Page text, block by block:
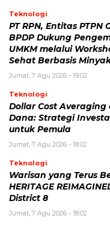
Teknologi
PT RPN, Entitas PTPN
BPDP Dukung
UMKM melalui
Sehat Berbasis
Jumat, 7 Agu 2026 - 19:02
Teknologi
Dollar Cost Averaging
Dana: Strategi
untuk Pemula
Jumat, 7 Agu 2026 - 18:02
Teknologi
Warisan yang Terus
HERITAGE
District 8
Jumat, 7 Agu 2026 - 18:02